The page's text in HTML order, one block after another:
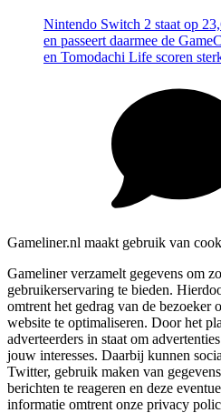
Nintendo Switch 2 staat op
en passeert daarmee de
en Tomodachi Life scoren
Gameliner.nl maakt gebruik van
Gameliner verzamelt gegevens om
gebruikerservaring te bieden.
omtrent het gedrag van de bezoeker
website te optimaliseren. Door het
adverteerders in staat om
jouw interesses. Daarbij kunnen
Twitter, gebruik maken van
berichten te reageren en deze
informatie omtrent onze privacy